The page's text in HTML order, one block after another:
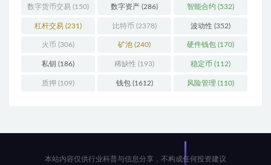
数字货币交易 (150) 数字资产 (286) 智能合约 (532)
杠杆交易 (231) 比特币 (2378) 波动性 (352)
火币 (306) 矿池 (240) 硬件钱包 (170)
私钥 (186) 稀缺性 (193) 稳定币 (112)
质押 (109) 钱包(1612) 风险管理 (110)
本站内容仅供行业科普与信息分享，不构成任何投资建议